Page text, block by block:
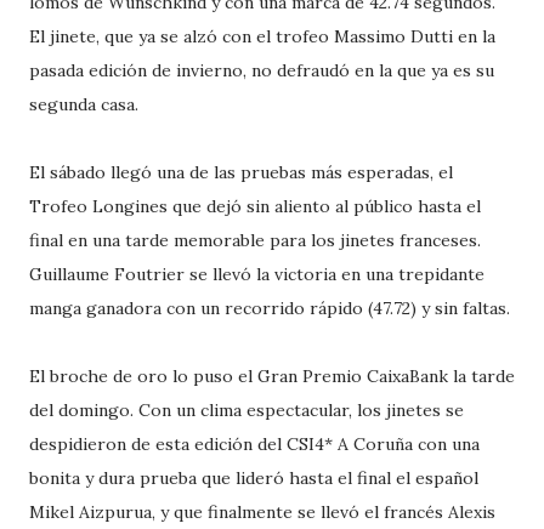
El jinete, que ya se alzó con el trofeo Massimo Dutti en la
pasada edición de invierno, no defraudó en la que ya es su
segunda casa.
El sábado llegó una de las pruebas más esperadas, el
Trofeo Longines que dejó sin aliento al público hasta el
final en una tarde memorable para los jinetes franceses.
Guillaume Foutrier se llevó la victoria en una trepidante
manga ganadora con un recorrido rápido (47.72) y sin faltas.
El broche de oro lo puso el Gran Premio CaixaBank la tarde
del domingo. Con un clima espectacular, los jinetes se
despidieron de esta edición del CSI4* A Coruña con una
bonita y dura prueba que lideró hasta el final el español
Mikel Aizpurua, y que finalmente se llevó el francés Alexis